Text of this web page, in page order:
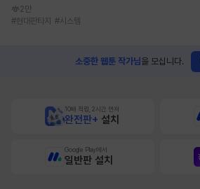
2만
#현대판타지 #시스템
소중한 웹툰 작가님을 모십니다.
10배 적립, 2시간 먼저
완전판+ 설치
Google Play에서
일반판 설치